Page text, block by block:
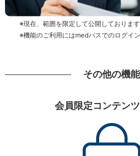
※現在、範囲を限定して公開しております
※機能のご利用にはmedパスでのログイン
その他の機能
会員限定コンテン